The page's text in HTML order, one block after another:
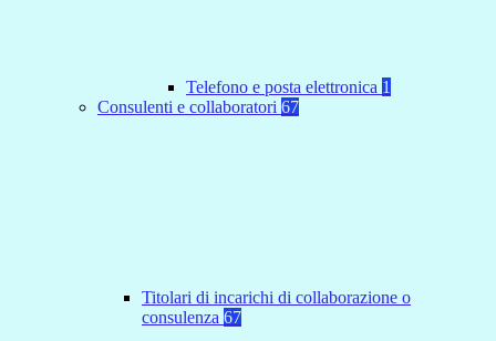
Telefono e posta elettronica 1
Consulenti e collaboratori 67
Titolari di incarichi di collaborazione o
consulenza 67